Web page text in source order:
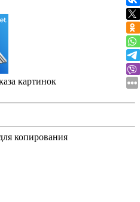
картинок
копирования